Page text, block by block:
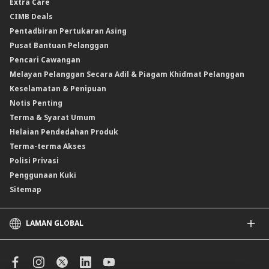
Produk Berstruktur Gold Convertible / Reverse Gold Convertible (GCI)
Reverse Repo
Instrumen Deposit Boleh Niaga Kadar Apungan (FRNID)
Instrumen Boleh Niaga Islam (INI)
Produk Berstruktur
Produk Berstruktur Islam
Skim Persaraan Swasta (PRS)
Clicks Trader
Instrumen Deposit Boleh Niaga
Unit Amanah Harga Berubah ASNB
Insurans Kemalangan Peribadi
Insurans/Takaful Berkaitan Kredit
Insurans/Takaful Hartanah
Kadar Faedah & Caj
Kadar Keuntungan & Caj
Kadar Asas Standard /Kadar Asas / Kadar Pinjaman/Pembiayaan Asas
CIMB Deals
Pentadbiran Pertukaran Asing
Pusat Bantuan Pelanggan
Pencari Cawangan
Melayan Pelanggan Secara Adil & Piagam Khidmat Pelanggan
Keselamatan & Penipuan
Notis Penting
Terma & Syarat Umum
Helaian Pendedahan Produk
Terma-terma Akses
Polisi Privasi
Penggunaan Kuki
Sitemap
LAMAN GLOBAL
CIMB Islamic